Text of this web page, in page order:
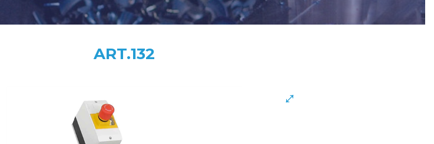
ART.132